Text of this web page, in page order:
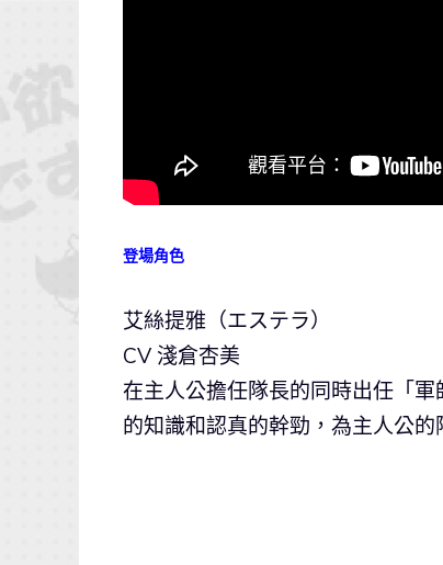
登場角色
艾絲提雅（エステラ）
CV 淺倉杏美
在主人公擔任隊長的同時出任「
的知識和認真的幹勁，為主人公